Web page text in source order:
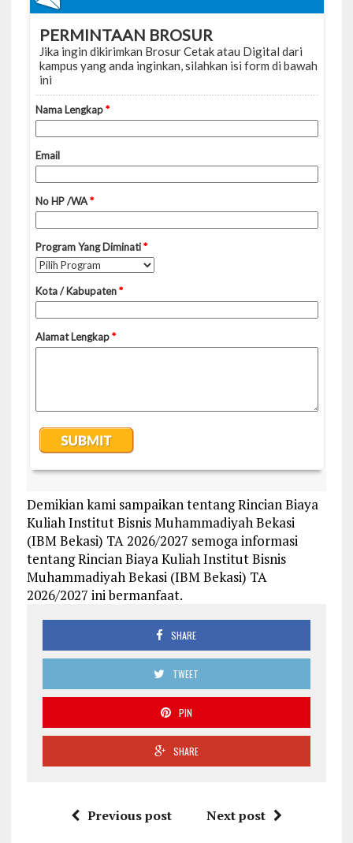
Demikian kami sampaikan tentang Rincian Biaya
Kuliah Institut Bisnis Muhammadiyah Bekasi
(IBM Bekasi) TA 2026/2027 semoga informasi
tentang Rincian Biaya Kuliah Institut Bisnis
Muhammadiyah Bekasi (IBM Bekasi) TA
2026/2027 ini bermanfaat.
SHARE
TWEET
PIN
SHARE
Previous post Next post